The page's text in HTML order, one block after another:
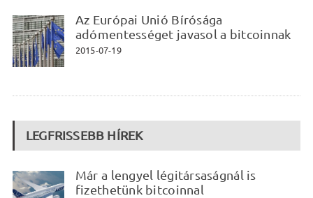
Az Európai Unió Bírósága
adómentességet javasol a bitcoinnak
2015-07-19
LEGFRISSEBB HÍREK
Már a lengyel légitársaságnál is
fizethetünk bitcoinnal